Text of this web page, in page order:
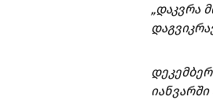
„დაკვრა